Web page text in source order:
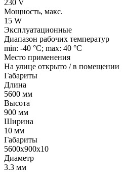
230 V
Мощность, макс.
15 W
Эксплуатационные
Диапазон рабочих температур
min: -40 °C; max: 40 °C
Место применения
На улице открыто / в помещении
Габариты
Длина
5600 мм
Высота
900 мм
Ширина
10 мм
Габариты
5600x900x10
Диаметр
3.3 мм